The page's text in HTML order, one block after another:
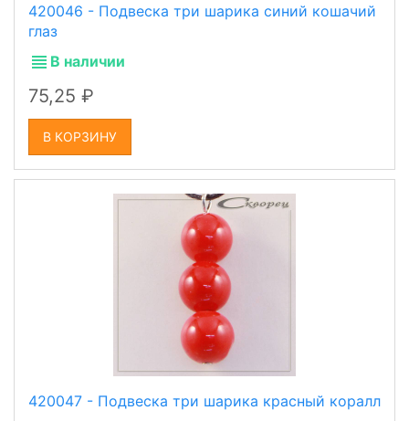
420046 - Подвеска три шарика синий кошачий
глаз
В наличии
75,25
В КОРЗИНУ
420047 - Подвеска три шарика красный коралл